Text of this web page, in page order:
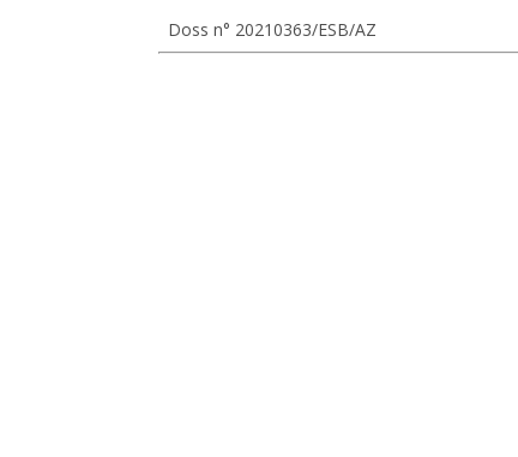
Doss n° 20210363/ESB/AZ